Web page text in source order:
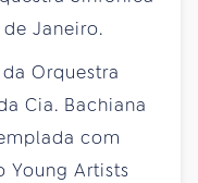
Janeiro.
Orquestra
Cia. Bachiana
com
Young Artists